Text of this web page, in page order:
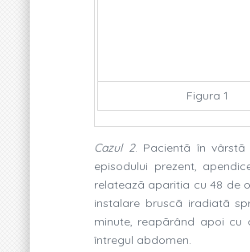
Figura 1
Cazul 2. Pacientã în
episodului prezent,
relateazã aparitia cu 48 de
instalare bruscã iradiatã
minute, reapãrând apoi cu
întregul abdomen.